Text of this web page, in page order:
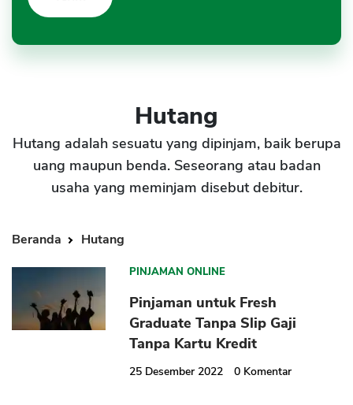
Hutang
Hutang adalah sesuatu yang dipinjam, baik berupa
uang maupun benda. Seseorang atau badan
usaha yang meminjam disebut debitur.
Beranda Hutang
PINJAMAN ONLINE
Pinjaman untuk Fresh
Graduate Tanpa Slip Gaji
Tanpa Kartu Kredit
25 Desember 2022 0 Komentar